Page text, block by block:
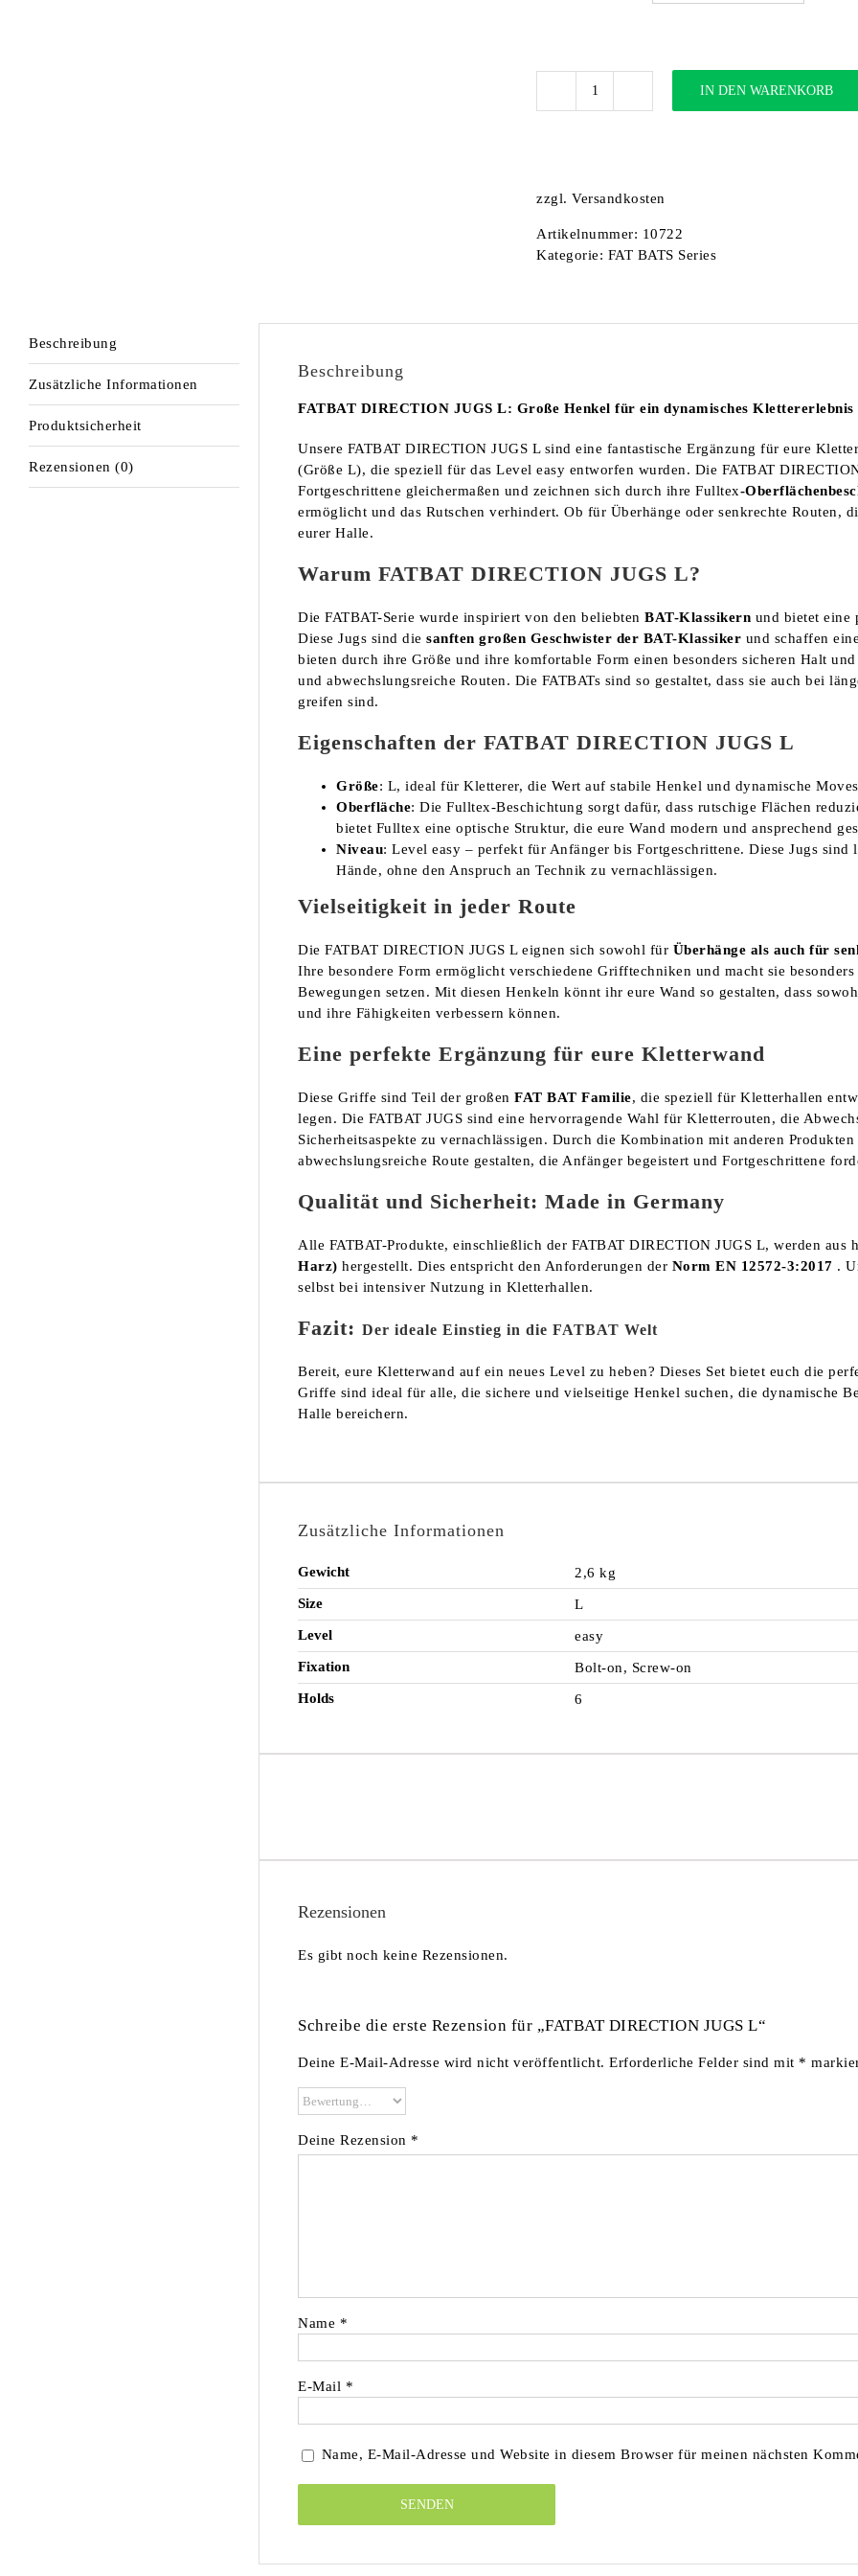
FATBAT
IN DEN WARENKORB
zzgl. Versandkosten
Artikelnummer: 10722
Kategorie: FAT BATS Series
Beschreibung
Zusätzliche Informationen
Produktsicherheit
Rezensionen (0)
Beschreibung
FATBAT DIRECTION JUGS L: Große Henkel für ein dynamisches Klettererlebnis
Unsere FATBAT DIRECTION JUGS L sind eine fantastische Ergänzung für eure
(Größe L), die speziell für das Level easy entworfen wurden. Die FATBAT
Fortgeschrittene gleichermaßen und zeichnen sich durch ihre Fulltex-
ermöglicht und das Rutschen verhindert. Ob für Überhänge oder senkrechte Routen,
eurer Halle.
Warum FATBAT DIRECTION JUGS L?
Die FATBAT-Serie wurde inspiriert von den beliebten BAT-Klassikern und bietet eine
Diese Jugs sind die sanften großen Geschwister der BAT-Klassiker und schaffen
bieten durch ihre Größe und ihre komfortable Form einen besonders sicheren Halt
und abwechslungsreiche Routen. Die FATBATs sind so gestaltet, dass sie auch bei
greifen sind.
Eigenschaften der FATBAT DIRECTION JUGS L
Größe: L, ideal für Kletterer, die Wert auf stabile Henkel und dynamische
Oberfläche: Die Fulltex-Beschichtung sorgt dafür, dass rutschige Flächen
bietet Fulltex eine optische Struktur, die eure Wand modern und ansprechend
Niveau: Level easy – perfekt für Anfänger bis Fortgeschrittene. Diese Jugs
Hände, ohne den Anspruch an Technik zu vernachlässigen.
Vielseitigkeit in jeder Route
Die FATBAT DIRECTION JUGS L eignen sich sowohl für Überhänge als auch für
Ihre besondere Form ermöglicht verschiedene Grifftechniken und macht sie
Bewegungen setzen. Mit diesen Henkeln könnt ihr eure Wand so gestalten, dass
und ihre Fähigkeiten verbessern können.
Eine perfekte Ergänzung für eure Kletterwand
Diese Griffe sind Teil der großen FAT BAT Familie, die speziell für Kletterhallen
legen. Die FATBAT JUGS sind eine hervorragende Wahl für Kletterrouten, die
Sicherheitsaspekte zu vernachlässigen. Durch die Kombination mit anderen
abwechslungsreiche Route gestalten, die Anfänger begeistert und Fortgeschrittene
Qualität und Sicherheit: Made in Germany
Alle FATBAT-Produkte, einschließlich der FATBAT DIRECTION JUGS L, werden aus
Harz) hergestellt. Dies entspricht den Anforderungen der Norm EN 12572-3:2017 .
selbst bei intensiver Nutzung in Kletterhallen.
Fazit: Der ideale Einstieg in die FATBAT Welt
Bereit, eure Kletterwand auf ein neues Level zu heben? Dieses Set bietet euch die
Griffe sind ideal für alle, die sichere und vielseitige Henkel suchen, die dynamische
Halle bereichern.
Zusätzliche Informationen
Gewicht
2,6 kg
Size
L
Level
easy
Fixation
Bolt-on, Screw-on
Holds
6
Rezensionen
Es gibt noch keine Rezensionen.
Schreibe die erste Rezension für „FATBAT DIRECTION JUGS L“
Deine E-Mail-Adresse wird nicht veröffentlicht. Erforderliche Felder sind mit *
Deine Rezension *
Name *
E-Mail *
Name, E-Mail-Adresse und Website in diesem Browser für meinen nächsten